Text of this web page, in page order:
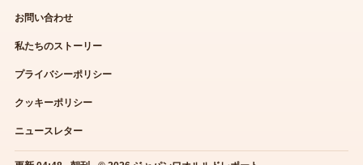
お問い合わせ
私たちのストーリー
プライバシーポリシー
クッキーポリシー
ニュースレター